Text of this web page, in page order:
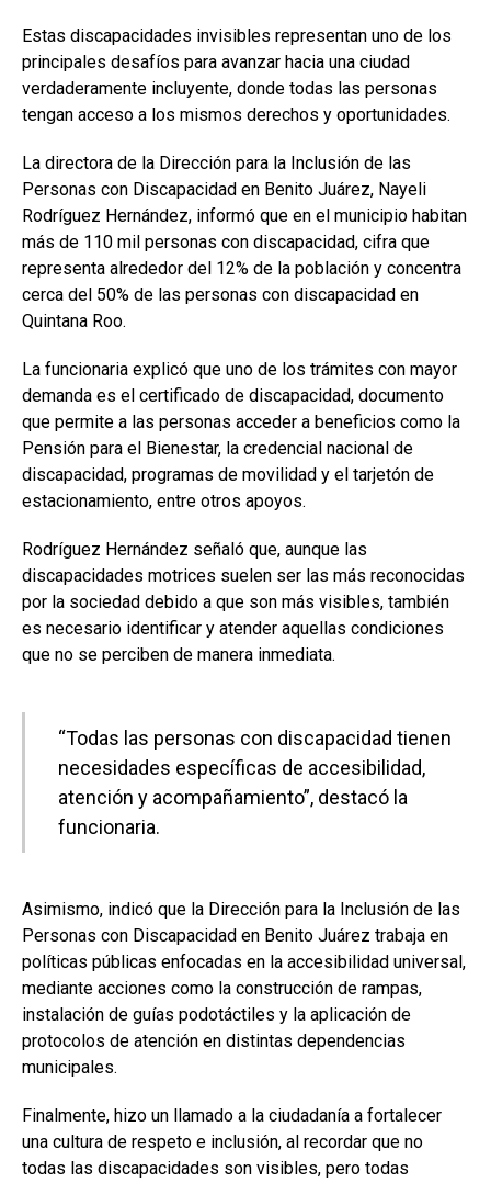
Estas discapacidades invisibles representan uno de los
principales desafíos para avanzar hacia una ciudad
verdaderamente incluyente, donde todas las personas
tengan acceso a los mismos derechos y oportunidades.
La directora de la Dirección para la Inclusión de las
Personas con Discapacidad en Benito Juárez, Nayeli
Rodríguez Hernández, informó que en el municipio habitan
más de 110 mil personas con discapacidad, cifra que
representa alrededor del 12% de la población y concentra
cerca del 50% de las personas con discapacidad en
Quintana Roo.
La funcionaria explicó que uno de los trámites con mayor
demanda es el certificado de discapacidad, documento
que permite a las personas acceder a beneficios como la
Pensión para el Bienestar, la credencial nacional de
discapacidad, programas de movilidad y el tarjetón de
estacionamiento, entre otros apoyos.
Rodríguez Hernández señaló que, aunque las
discapacidades motrices suelen ser las más reconocidas
por la sociedad debido a que son más visibles, también
es necesario identificar y atender aquellas condiciones
que no se perciben de manera inmediata.
“Todas las personas con discapacidad tienen
necesidades específicas de accesibilidad,
atención y acompañamiento”, destacó la
funcionaria.
Asimismo, indicó que la Dirección para la Inclusión de las
Personas con Discapacidad en Benito Juárez trabaja en
políticas públicas enfocadas en la accesibilidad universal,
mediante acciones como la construcción de rampas,
instalación de guías podotáctiles y la aplicación de
protocolos de atención en distintas dependencias
municipales.
Finalmente, hizo un llamado a la ciudadanía a fortalecer
una cultura de respeto e inclusión, al recordar que no
todas las discapacidades son visibles, pero todas